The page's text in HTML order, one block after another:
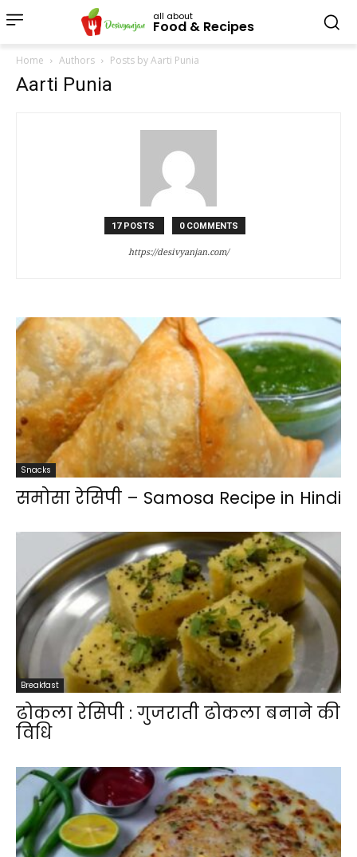
all about
Food & Recipes
Home Authors Posts by Aarti Punia
Aarti Punia
17 POSTS 0 COMMENTS
https://desivyanjan.com/
Snacks
समोसा रेसिपी – Samosa Recipe in Hindi
Breakfast
ढोकला रेसिपी : गुजराती ढोकला बनाने की
विधि